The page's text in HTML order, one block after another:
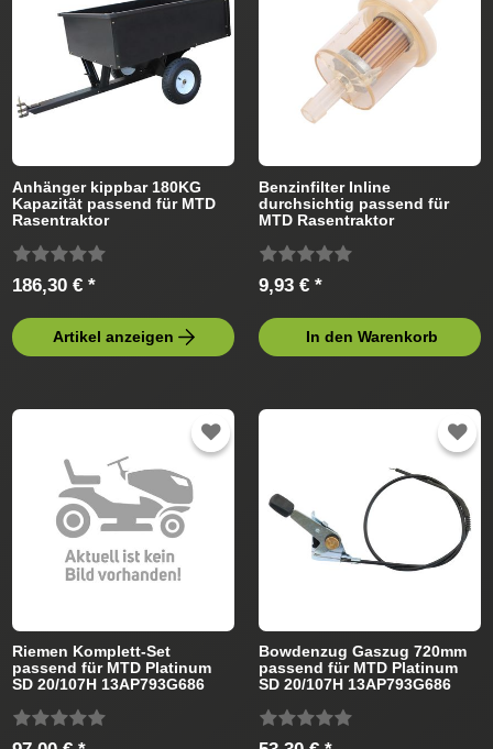
Anhänger kippbar 180KG
Kapazität passend für MTD
Rasentraktor
186,30 € *
Artikel anzeigen
Benzinfilter Inline
durchsichtig passend für
MTD Rasentraktor
9,93 € *
In den Warenkorb
Riemen Komplett-Set
passend für MTD Platinum
SD 20/107H 13AP793G686
Bowdenzug Gaszug 720mm
passend für MTD Platinum
SD 20/107H 13AP793G686